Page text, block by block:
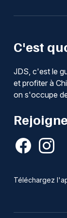
C'est
JDS, c'est le
et profiter à
on s'occupe
Téléchargez